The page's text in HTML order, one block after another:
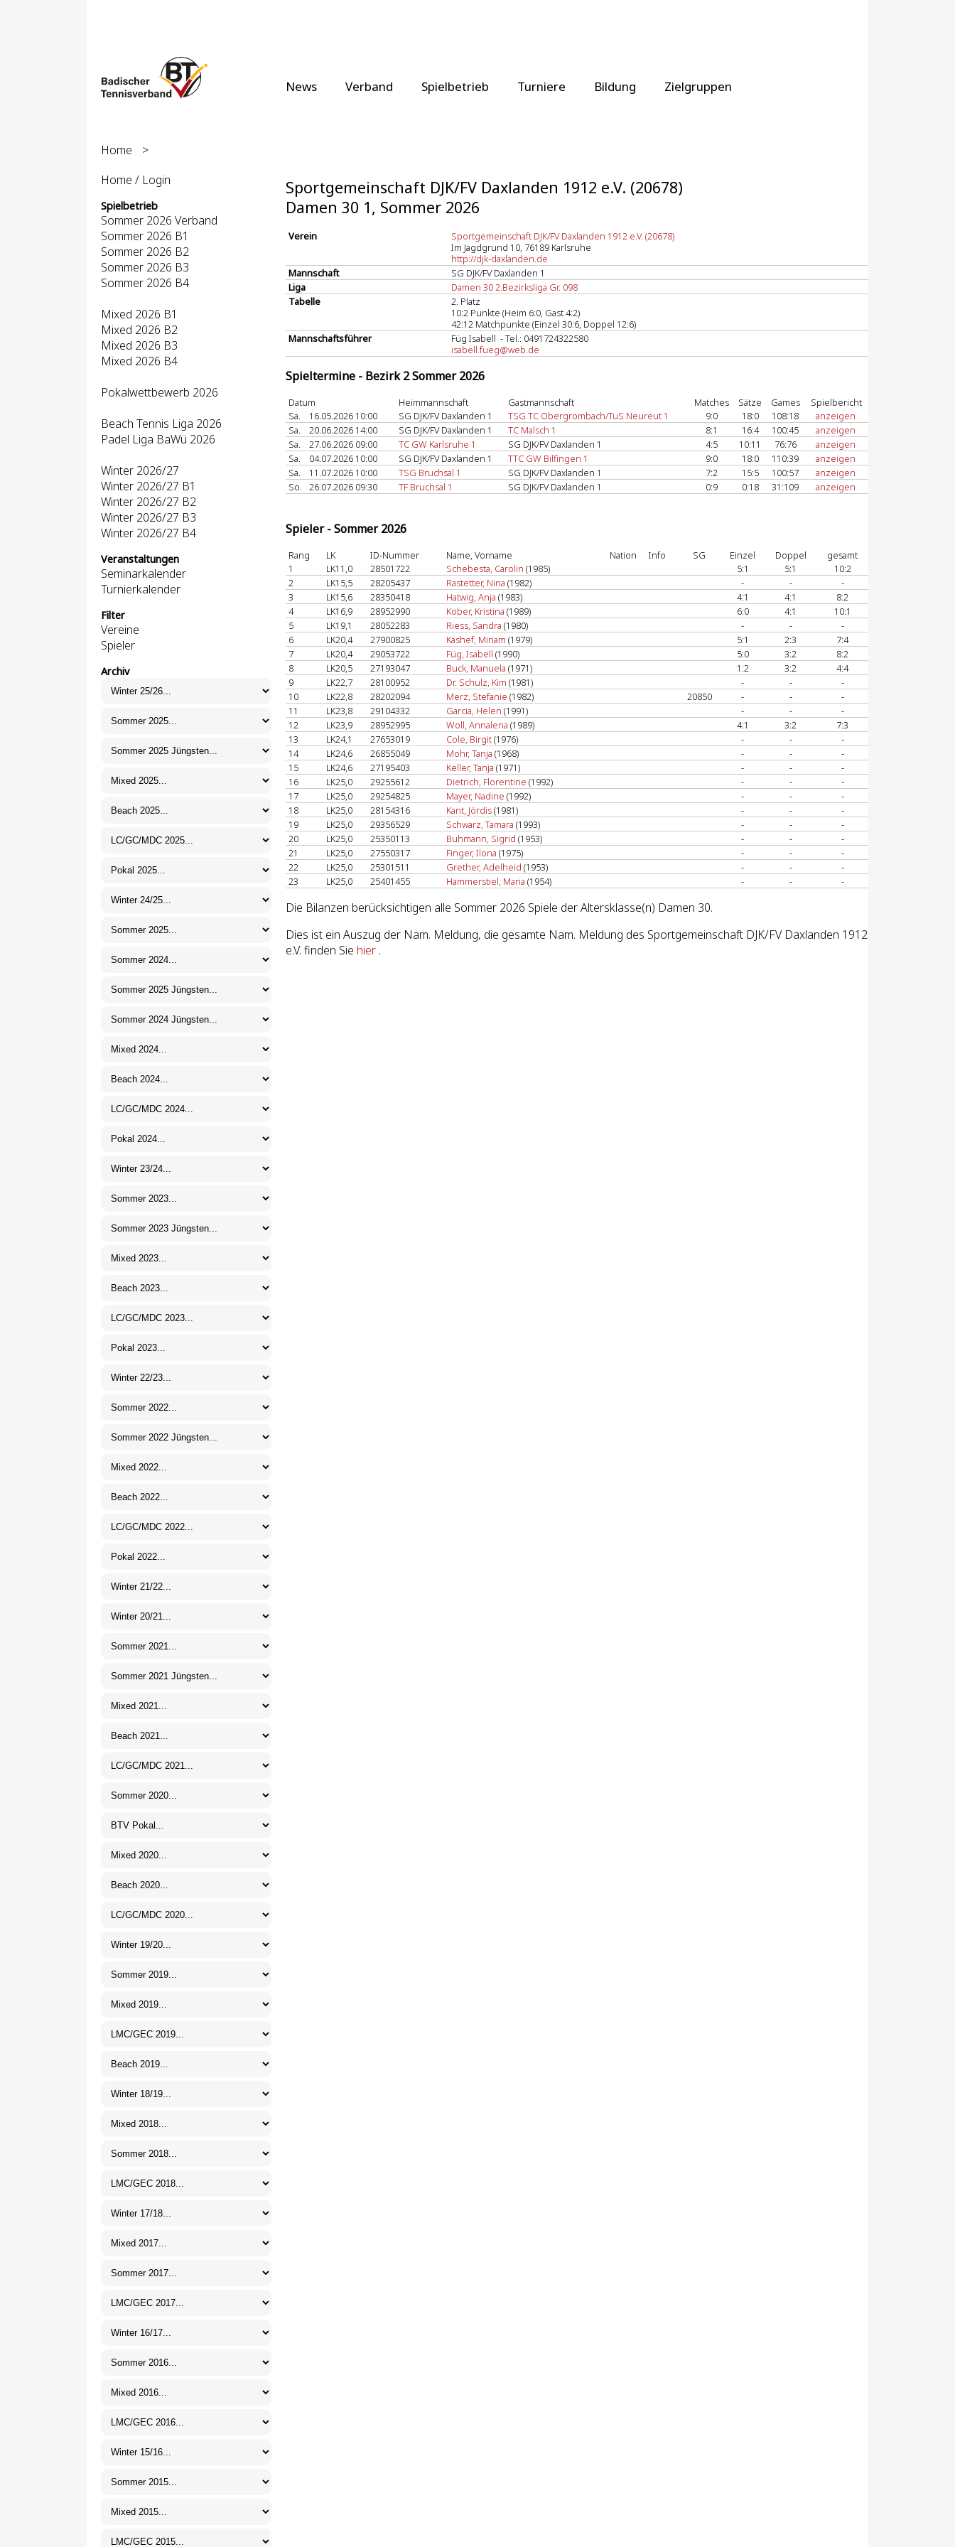
News Verband Spielbetrieb Turniere Bildung Zielgruppen
Home
>
Home / Login
Spielbetrieb
Sommer 2026 Verband
Sommer 2026 B1
Sommer 2026 B2
Sommer 2026 B3
Sommer 2026 B4
Mixed 2026 B1
Mixed 2026 B2
Mixed 2026 B3
Mixed 2026 B4
Pokalwettbewerb 2026
Beach Tennis Liga 2026
Padel Liga BaWü 2026
Winter 2026/27
Winter 2026/27 B1
Winter 2026/27 B2
Winter 2026/27 B3
Winter 2026/27 B4
Veranstaltungen
Seminarkalender
Turnierkalender
Filter
Vereine
Spieler
Archiv
Sportgemeinschaft DJK/FV Daxlanden 1912 e.V. (20678)
Damen 30 1, Sommer 2026
Verein
Sportgemeinschaft DJK/FV Daxlanden 1912 e.V. (20678)
Im Jagdgrund 10, 76189 Karlsruhe
http://djk-daxlanden.de
Mannschaft
SG DJK/FV Daxlanden 1
Liga
Damen 30 2.Bezirksliga Gr. 098
Tabelle
2. Platz
10:2 Punkte (Heim 6:0, Gast 4:2)
42:12 Matchpunkte (Einzel 30:6, Doppel 12:6)
Mannschaftsführer
Füg Isabell - Tel.: 0491724322580
isabell.fueg@web.de
Spieltermine - Bezirk 2 Sommer 2026
Datum Heimmannschaft Gastmannschaft Matches Sätze Games
Spielbericht
Sa.
16.05.2026 10:00 SG DJK/FV Daxlanden 1 TSG TC Obergrombach/TuS Neureut 1 9:0 18:0 108:18
anzeigen
Sa.
20.06.2026 14:00 SG DJK/FV Daxlanden 1 TC Malsch 1 8:1 16:4 100:45
anzeigen
Sa.
27.06.2026 09:00 TC GW Karlsruhe 1 SG DJK/FV Daxlanden 1 4:5 10:11 76:76
anzeigen
Sa.
04.07.2026 10:00 SG DJK/FV Daxlanden 1 TTC GW Bilfingen 1 9:0 18:0 110:39
anzeigen
Sa.
11.07.2026 10:00 TSG Bruchsal 1 SG DJK/FV Daxlanden 1 7:2 15:5 100:57
anzeigen
So.
26.07.2026 09:30 TF Bruchsal 1 SG DJK/FV Daxlanden 1 0:9 0:18 31:109 anzeigen
Spieler - Sommer 2026
Rang LK ID-Nummer Name, Vorname Nation Info SG Einzel Doppel
gesamt
1
LK11,0 28501722 Schebesta, Carolin (1985) 5:1 5:1
10:2
2
LK15,5 28205437 Rastetter, Nina (1982) - -
-
3
LK15,6 28350418 Hatwig, Anja (1983) 4:1 4:1
8:2
4
LK16,9 28952990 Kober, Kristina (1989) 6:0 4:1
10:1
5
LK19,1 28052283 Riess, Sandra (1980) - -
-
6
LK20,4 27900825 Kashef, Miriam (1979) 5:1 2:3
7:4
7
LK20,4 29053722 Füg, Isabell (1990) 5:0 3:2
8:2
8
LK20,5 27193047 Buck, Manuela (1971) 1:2 3:2
4:4
9
LK22,7 28100952 Dr. Schulz, Kim (1981) - -
-
10
LK22,8 28202094 Merz, Stefanie (1982) 20850 - -
-
11
LK23,8 29104332 Garcia, Helen (1991) - -
-
12
LK23,9 28952995 Woll, Annalena (1989) 4:1 3:2
7:3
13
LK24,1 27653019 Cole, Birgit(1976) - -
-
14
LK24,6 26855049 Mohr, Tanja (1968) - -
-
15
LK24,6 27195403 Keller, Tanja (1971) - -
-
16
LK25,0 29255612 Dietrich, Florentine (1992) - -
-
17
LK25,0 29254825 Mayer, Nadine (1992) - -
-
18
LK25,0 28154316 Kant, Jördis(1981) - -
-
19
LK25,0 29356529 Schwarz, Tamara (1993) - -
-
20
LK25,0 25350113 Buhmann, Sigrid (1953) - -
-
21
LK25,0 27550317 Finger, Ilona (1975) - -
-
22
LK25,0 25301511 Grether, Adelheid (1953) - -
-
23
LK25,0 25401455 Hammerstiel, Maria (1954) - - -
Die Bilanzen berücksichtigen alle Sommer 2026 Spiele der Altersklasse(n) Damen 30.
Dies ist ein Auszug der Nam. Meldung, die gesamte Nam. Meldung des Sportgemeinschaft DJK/FV Daxlanden 1912
e.V. finden Sie hier .